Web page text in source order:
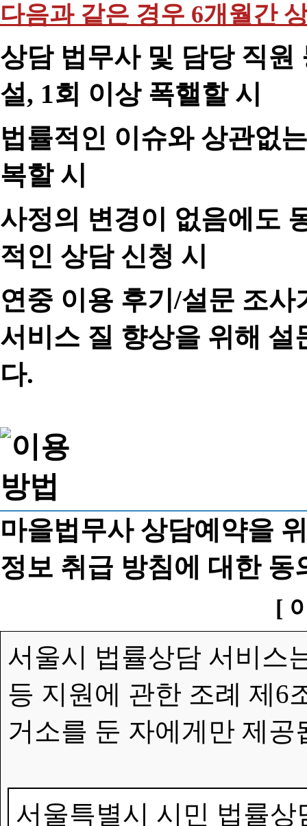
다음과 같은 경우 6개월간
상담 법무사 및 담당 직원
설, 1회 이상 폭핼할 시
법률적인 이슈와 상관없
복할 시
사정의 변경이 없음에도
적인 상담 신청 시
연중 이용 후기/설문 조
서비스 질 향상을 위해
다.
마을법무사 상담예약을
정보 취급 방침에 대한 동
[
서울시 법률상담 서비스
등 지원에 관한 조례 제6
거소를 둔 자에게만 제공
서울특별시 시민 법률